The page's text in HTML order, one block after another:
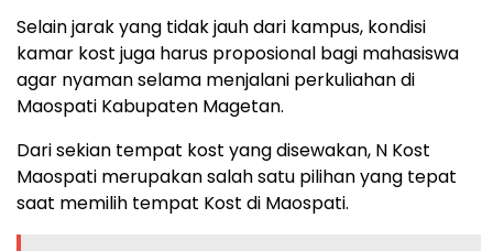
Selain jarak yang tidak jauh dari kampus, kondisi
kamar kost juga harus proposional bagi mahasiswa
agar nyaman selama menjalani perkuliahan di
Maospati Kabupaten Magetan.
Dari sekian tempat kost yang disewakan, N Kost
Maospati merupakan salah satu pilihan yang tepat
saat memilih tempat Kost di Maospati.